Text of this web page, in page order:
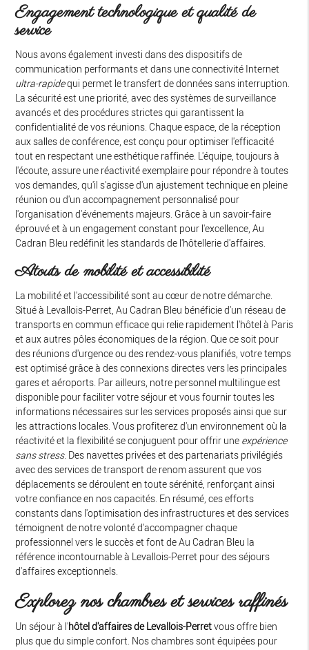
Engagement technologique et qualité de
service
Nous avons également investi dans des dispositifs de
communication performants et dans une connectivité Internet
ultra-rapidequi permet le transfert de données sans interruption.
La sécurité est une priorité, avec des systèmes de surveillance
avancés et des procédures strictes qui garantissent la
confidentialité de vos réunions. Chaque espace, de la réception
aux salles de conférence, est conçu pour optimiser l'efficacité
tout en respectant une esthétique raffinée. L'équipe, toujours à
l'écoute, assure une réactivité exemplaire pour répondre à toutes
vos demandes, qu'il s'agisse d'un ajustement technique en pleine
réunion ou d'un accompagnement personnalisé pour
l'organisation d'événements majeurs. Grâce à un savoir-faire
éprouvé et à un engagement constant pour l'excellence, Au
Cadran Bleu redéfinit les standards de l'hôtellerie d'affaires.
Atouts de mobilité et accessibilité
La mobilité et l'accessibilité sont au cœur de notre démarche.
Situé à Levallois-Perret, Au Cadran Bleu bénéficie d'un réseau de
transports en commun efficace qui relie rapidement l'hôtel à Paris
et aux autres pôles économiques de la région. Que ce soit pour
des réunions d'urgence ou des rendez-vous planifiés, votre temps
est optimisé grâce à des connexions directes vers les principales
gares et aéroports. Par ailleurs, notre personnel multilingue est
disponible pour faciliter votre séjour et vous fournir toutes les
informations nécessaires sur les services proposés ainsi que sur
les attractions locales. Vous profiterez d'un environnement où la
réactivité et la flexibilité se conjuguent pour offrir une expérience
sans stress. Des navettes privées et des partenariats privilégiés
avec des services de transport de renom assurent que vos
déplacements se déroulent en toute sérénité, renforçant ainsi
votre confiance en nos capacités. En résumé, ces efforts
constants dans l'optimisation des infrastructures et des services
témoignent de notre volonté d'accompagner chaque
professionnel vers le succès et font de Au Cadran Bleu la
référence incontournable à Levallois-Perret pour des séjours
d'affaires exceptionnels.
Explorez nos chambres et services raffinés
Un séjour à l'hôtel d'affaires de Levallois-Perretvous offre bien
plus que du simple confort. Nos chambres sont équipées pour